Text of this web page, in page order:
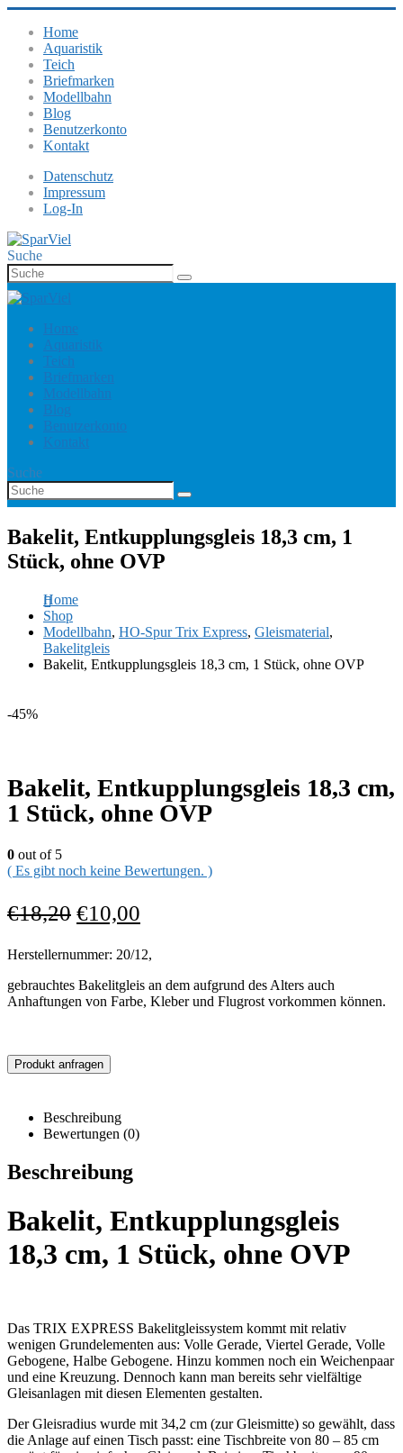
Home
Aquaristik
Teich
Briefmarken
Modellbahn
Blog
Benutzerkonto
Kontakt
Datenschutz
Impressum
Log-In
Suche
Home
Aquaristik
Teich
Briefmarken
Modellbahn
Blog
Benutzerkonto
Kontakt
Suche
Bakelit, Entkupplungsgleis 18,3 cm, 1
Stück, ohne OVP
Home
Shop
Modellbahn, HO-Spur Trix Express, Gleismaterial,
Bakelitgleis
Bakelit, Entkupplungsgleis 18,3 cm, 1 Stück, ohne OVP
-45%
Bakelit, Entkupplungsgleis 18,3 cm,
1 Stück, ohne OVP
0 out of 5
( Es gibt noch keine Bewertungen. )
€18,20 €10,00
Herstellernummer: 20/12,
gebrauchtes Bakelitgleis an dem aufgrund des Alters auch
Anhaftungen von Farbe, Kleber und Flugrost vorkommen können.
Produkt anfragen
Beschreibung
Bewertungen (0)
Beschreibung
Bakelit, Entkupplungsgleis
18,3 cm, 1 Stück, ohne OVP
Das TRIX EXPRESS Bakelitgleissystem kommt mit relativ
wenigen Grundelementen aus: Volle Gerade, Viertel Gerade, Volle
Gebogene, Halbe Gebogene. Hinzu kommen noch ein Weichenpaar
und eine Kreuzung. Dennoch kann man bereits sehr vielfältige
Gleisanlagen mit diesen Elementen gestalten.
Der Gleisradius wurde mit 34,2 cm (zur Gleismitte) so gewählt, dass
die Anlage auf einen Tisch passt: eine Tischbreite von 80 – 85 cm